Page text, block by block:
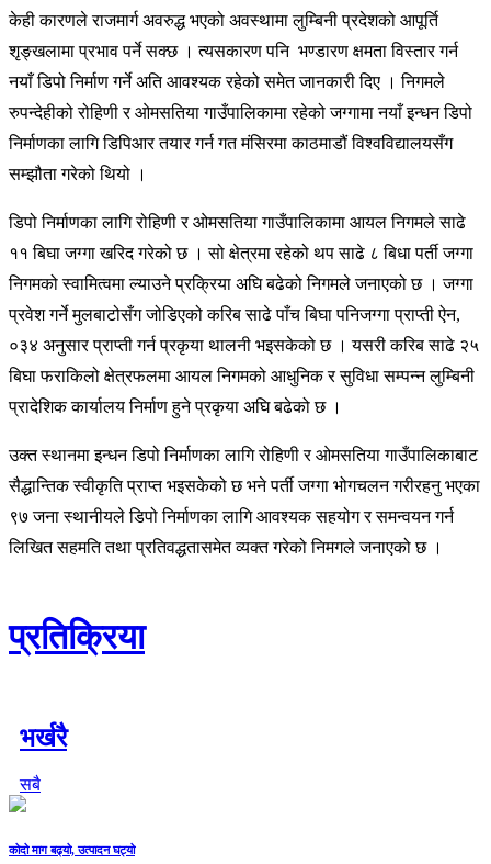
केही कारणले राजमार्ग अवरुद्ध भएको अवस्थामा लुम्बिनी प्रदेशको आपूर्ति
शृङ्खलामा प्रभाव पर्ने सक्छ । त्यसकारण पनि भण्डारण क्षमता विस्तार गर्न
नयाँ डिपो निर्माण गर्ने अति आवश्यक रहेको समेत जानकारी दिए । निगमले
रुपन्देहीको रोहिणी र ओमसतिया गाउँपालिकामा रहेको जग्गामा नयाँ इन्धन डिपो
निर्माणका लागि डिपिआर तयार गर्न गत मंसिरमा काठमाडौं विश्वविद्यालयसँग
सम्झौता गरेको थियो ।
डिपो निर्माणका लागि रोहिणी र ओमसतिया गाउँपालिकामा आयल निगमले साढे
११ बिघा जग्गा खरिद गरेको छ । सो क्षेत्रमा रहेको थप साढे ८ बिधा पर्ती जग्गा
निगमको स्वामित्वमा ल्याउने प्रक्रिया अघि बढेको निगमले जनाएको छ । जग्गा
प्रवेश गर्ने मुलबाटोसँग जोडिएको करिब साढे पाँच बिघा पनिजग्गा प्राप्ती ऐन,
०३४ अनुसार प्राप्ती गर्न प्रकृया थालनी भइसकेको छ । यसरी करिब साढे २५
बिघा फराकिलो क्षेत्रफलमा आयल निगमको आधुनिक र सुविधा सम्पन्न लुम्बिनी
प्रादेशिक कार्यालय निर्माण हुने प्रकृया अघि बढेको छ ।
उक्त स्थानमा इन्धन डिपो निर्माणका लागि रोहिणी र ओमसतिया गाउँपालिकाबाट
सैद्धान्तिक स्वीकृति प्राप्त भइसकेको छ भने पर्ती जग्गा भोगचलन गरीरहनु भएका
९७ जना स्थानीयले डिपो निर्माणका लागि आवश्यक सहयोग र समन्वयन गर्न
लिखित सहमति तथा प्रतिवद्धतासमेत व्यक्त गरेको निमगले जनाएको छ ।
प्रतिक्रिया
भर्खरै
सबै
कोदो माग बढ्यो, उत्पादन घट्यो